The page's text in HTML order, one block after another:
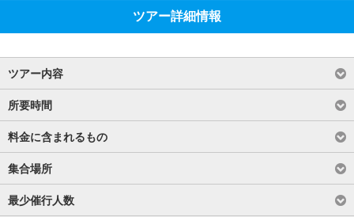
ツアー詳細情報
ツアー内容
所要時間
料金に含まれるもの
集合場所
最少催行人数